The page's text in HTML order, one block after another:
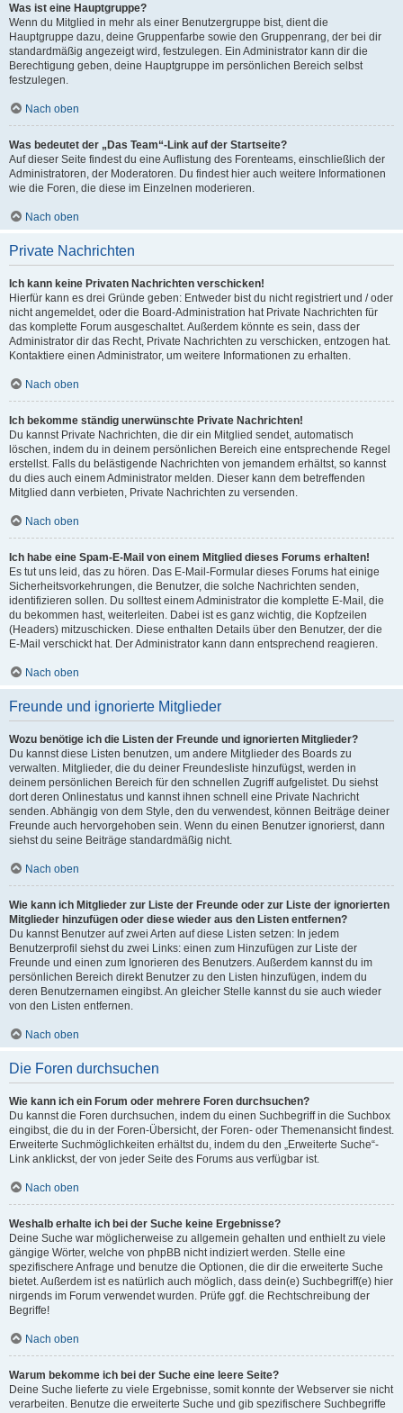
Was ist eine Hauptgruppe?
Wenn du Mitglied in mehr als einer Benutzergruppe bist, dient die
Hauptgruppe dazu, deine Gruppenfarbe sowie den Gruppenrang, der bei dir
standardmäßig angezeigt wird, festzulegen. Ein Administrator kann dir die
Berechtigung geben, deine Hauptgruppe im persönlichen Bereich selbst
festzulegen.
Nach oben
Was bedeutet der „Das Team“-Link auf der Startseite?
Auf dieser Seite findest du eine Auflistung des Forenteams, einschließlich der
Administratoren, der Moderatoren. Du findest hier auch weitere Informationen
wie die Foren, die diese im Einzelnen moderieren.
Nach oben
Private Nachrichten
Ich kann keine Privaten Nachrichten verschicken!
Hierfür kann es drei Gründe geben: Entweder bist du nicht registriert und / oder
nicht angemeldet, oder die Board-Administration hat Private Nachrichten für
das komplette Forum ausgeschaltet. Außerdem könnte es sein, dass der
Administrator dir das Recht, Private Nachrichten zu verschicken, entzogen hat.
Kontaktiere einen Administrator, um weitere Informationen zu erhalten.
Nach oben
Ich bekomme ständig unerwünschte Private Nachrichten!
Du kannst Private Nachrichten, die dir ein Mitglied sendet, automatisch
löschen, indem du in deinem persönlichen Bereich eine entsprechende Regel
erstellst. Falls du belästigende Nachrichten von jemandem erhältst, so kannst
du dies auch einem Administrator melden. Dieser kann dem betreffenden
Mitglied dann verbieten, Private Nachrichten zu versenden.
Nach oben
Ich habe eine Spam-E-Mail von einem Mitglied dieses Forums erhalten!
Es tut uns leid, das zu hören. Das E-Mail-Formular dieses Forums hat einige
Sicherheitsvorkehrungen, die Benutzer, die solche Nachrichten senden,
identifizieren sollen. Du solltest einem Administrator die komplette E-Mail, die
du bekommen hast, weiterleiten. Dabei ist es ganz wichtig, die Kopfzeilen
(Headers) mitzuschicken. Diese enthalten Details über den Benutzer, der die
E-Mail verschickt hat. Der Administrator kann dann entsprechend reagieren.
Nach oben
Freunde und ignorierte Mitglieder
Wozu benötige ich die Listen der Freunde und ignorierten Mitglieder?
Du kannst diese Listen benutzen, um andere Mitglieder des Boards zu
verwalten. Mitglieder, die du deiner Freundesliste hinzufügst, werden in
deinem persönlichen Bereich für den schnellen Zugriff aufgelistet. Du siehst
dort deren Onlinestatus und kannst ihnen schnell eine Private Nachricht
senden. Abhängig von dem Style, den du verwendest, können Beiträge deiner
Freunde auch hervorgehoben sein. Wenn du einen Benutzer ignorierst, dann
siehst du seine Beiträge standardmäßig nicht.
Nach oben
Wie kann ich Mitglieder zur Liste der Freunde oder zur Liste der ignorierten
Mitglieder hinzufügen oder diese wieder aus den Listen entfernen?
Du kannst Benutzer auf zwei Arten auf diese Listen setzen: In jedem
Benutzerprofil siehst du zwei Links: einen zum Hinzufügen zur Liste der
Freunde und einen zum Ignorieren des Benutzers. Außerdem kannst du im
persönlichen Bereich direkt Benutzer zu den Listen hinzufügen, indem du
deren Benutzernamen eingibst. An gleicher Stelle kannst du sie auch wieder
von den Listen entfernen.
Nach oben
Die Foren durchsuchen
Wie kann ich ein Forum oder mehrere Foren durchsuchen?
Du kannst die Foren durchsuchen, indem du einen Suchbegriff in die Suchbox
eingibst, die du in der Foren-Übersicht, der Foren- oder Themenansicht findest.
Erweiterte Suchmöglichkeiten erhältst du, indem du den „Erweiterte Suche“-
Link anklickst, der von jeder Seite des Forums aus verfügbar ist.
Nach oben
Weshalb erhalte ich bei der Suche keine Ergebnisse?
Deine Suche war möglicherweise zu allgemein gehalten und enthielt zu viele
gängige Wörter, welche von phpBB nicht indiziert werden. Stelle eine
spezifischere Anfrage und benutze die Optionen, die dir die erweiterte Suche
bietet. Außerdem ist es natürlich auch möglich, dass dein(e) Suchbegriff(e) hier
nirgends im Forum verwendet wurden. Prüfe ggf. die Rechtschreibung der
Begriffe!
Nach oben
Warum bekomme ich bei der Suche eine leere Seite?
Deine Suche lieferte zu viele Ergebnisse, somit konnte der Webserver sie nicht
verarbeiten. Benutze die erweiterte Suche und gib spezifischere Suchbegriffe